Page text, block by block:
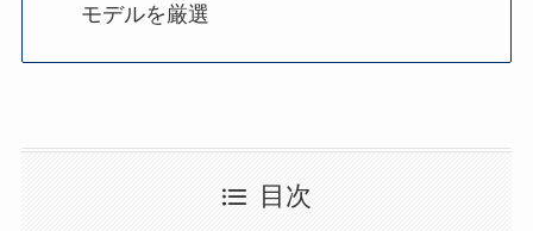
モデルを厳選
目次